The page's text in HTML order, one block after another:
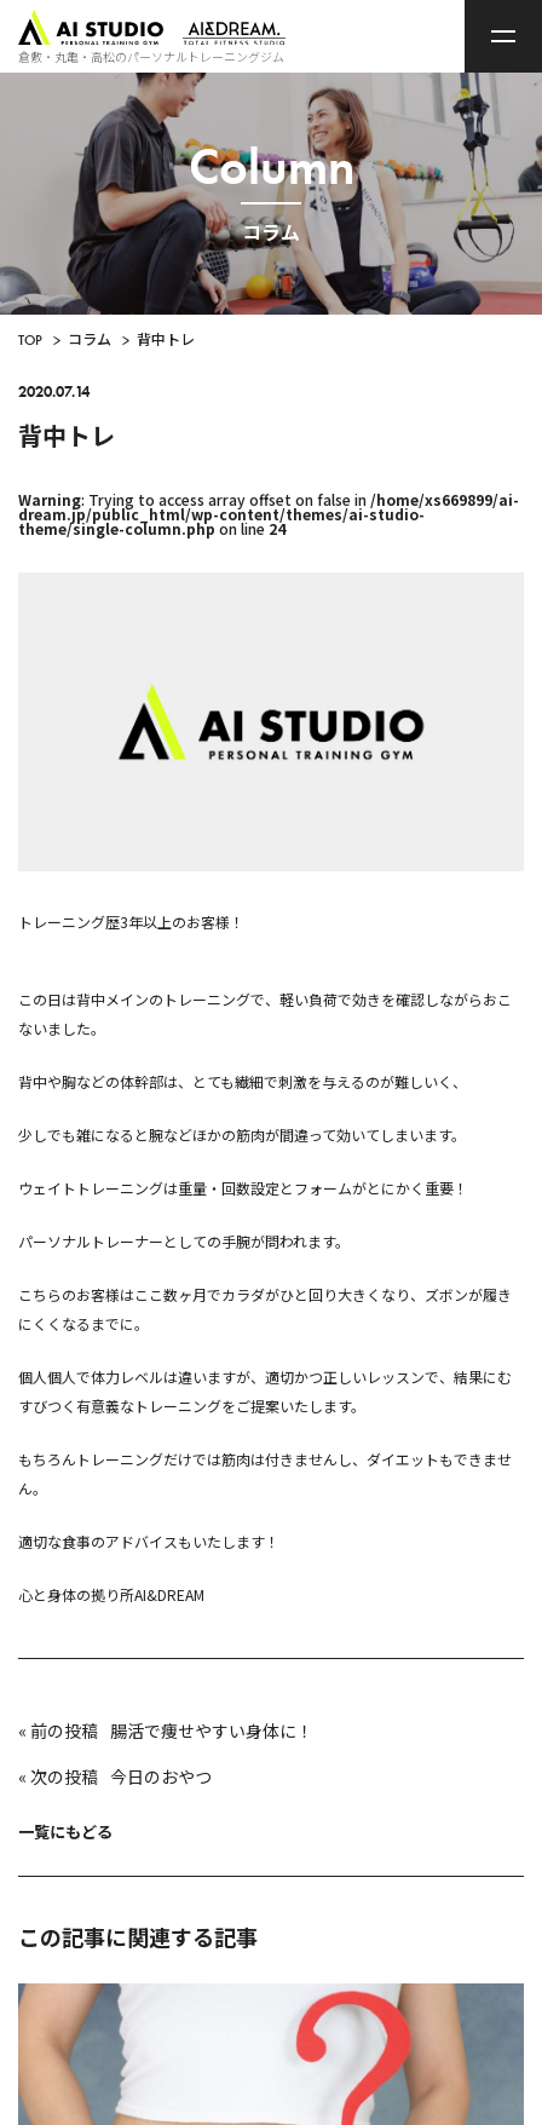
ッ
ペ
ー
ジ
倉敷・丸亀・高松のパーソナルトレーニングジム
Column
コラム
TOP > コラム > 背中トレ
2020.07.14
背中トレ
Warning: Trying to access array offset on false in /home/xs669899/ai-
dream.jp/public_html/wp-content/themes/ai-studio-
theme/single-column.php on line 24
トレーニング歴3年以上のお客様！
この日は背中メインのトレーニングで、軽い負荷で効きを確認しながらおこ
ないました。
背中や胸などの体幹部は、とても繊細で刺激を与えるのが難しいく、
少しでも雑になると腕などほかの筋肉が間違って効いてしまいます。
ウェイトトレーニングは重量・回数設定とフォームがとにかく重要！
パーソナルトレーナーとしての手腕が問われます。
こちらのお客様はここ数ヶ月でカラダがひと回り大きくなり、ズボンが履き
にくくなるまでに。
個人個人で体力レベルは違いますが、適切かつ正しいレッスンで、結果にむ
すびつく有意義なトレーニングをご提案いたします。
もちろんトレーニングだけでは筋肉は付きませんし、ダイエットもできませ
ん。
適切な食事のアドバイスもいたします！
心と身体の拠り所AI&DREAM
投
稿
ゲ
ョ
«
腸活で痩せやすい身体に！
«
今日のおやつ
一覧にもどる
この記事に関連する記事